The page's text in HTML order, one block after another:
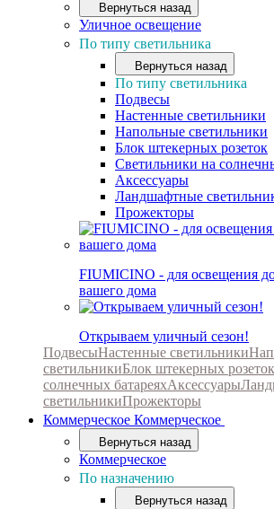
Вернуться назад
Уличное освещение
По типу светильника
Вернуться назад
По типу светильника
Подвесы
Настенные светильники
Напольные светильники
Блок штекерных розеток
Светильники на
Аксессуары
Ландшафтные
Прожекторы
FIUMICINO - для освещения
вашего дома
Открываем уличный сезон!
ПодвесыНастенные светильники
светильникиБлок штекерных розеток
солнечных батареяхАксессуары
светильникиПрожекторы
Коммерческое Коммерческое
Вернуться назад
Коммерческое
По назначению
Вернуться назад